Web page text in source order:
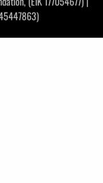
45447863)